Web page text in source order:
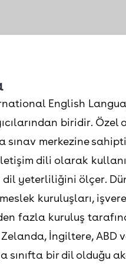
English
biridir. Özel
sınav merkezine
iletişim dili olarak
yeterliliğini ölçer.
kuruluşları,
fazla kuruluş
İngiltere, ABD
sınıfta bir dil olduğu